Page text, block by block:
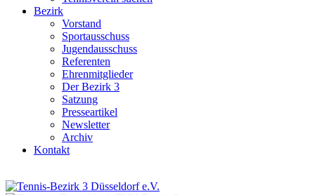
Bezirk
Vorstand
Sportausschuss
Jugendausschuss
Referenten
Ehrenmitglieder
Der Bezirk 3
Satzung
Presseartikel
Newsletter
Archiv
Kontakt